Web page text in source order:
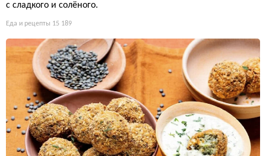
с сладкого и солёного.
Еда и рецепты 15 189